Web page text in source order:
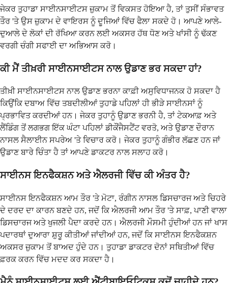
ਜੇਕਰ ਤੁਹਾਡਾ ਸਾਈਨਸਾਈਟਸ ਜ਼ੁਕਾਮ ਤੋਂ ਵਿਕਸਤ ਹੋਇਆ ਹੈ, ਤਾਂ ਤੁਸੀਂ ਸੰਭਾਵਤ
ਤੌਰ 'ਤੇ ਉਸ ਜ਼ੁਕਾਮ ਦੇ ਵਾਇਰਸ ਨੂੰ ਦੂਜਿਆਂ ਵਿੱਚ ਫੈਲਾ ਸਕਦੇ ਹੋ। ਆਪਣੇ ਆਲੇ-
ਦੁਆਲੇ ਦੇ ਲੋਕਾਂ ਦੀ ਰੱਖਿਆ ਕਰਨ ਲਈ ਅਕਸਰ ਹੱਥ ਧੋਣ ਅਤੇ ਖਾਂਸੀ ਨੂੰ ਢੱਕਣ
ਵਰਗੀ ਚੰਗੀ ਸਫਾਈ ਦਾ ਅਭਿਆਸ ਕਰੋ।
ਕੀ ਮੈਂ ਤੀਖ਼ਰੀ ਸਾਈਨਸਾਈਟਸ ਨਾਲ ਉਡਾਣ ਭਰ ਸਕਦਾ ਹਾਂ?
ਤੀਖ਼ੀ ਸਾਈਨਸਾਈਟਸ ਨਾਲ ਉਡਾਣ ਭਰਨਾ ਕਾਫ਼ੀ ਅਸੁਵਿਧਾਜਨਕ ਹੋ ਸਕਦਾ ਹੈ
ਕਿਉਂਕਿ ਦਬਾਅ ਵਿੱਚ ਤਬਦੀਲੀਆਂ ਤੁਹਾਡੇ ਪਹਿਲਾਂ ਹੀ ਭੀੜੇ ਸਾਈਨਸਾਂ ਨੂੰ
ਪ੍ਰਭਾਵਿਤ ਕਰਦੀਆਂ ਹਨ। ਜੇਕਰ ਤੁਹਾਨੂੰ ਉਡਾਣ ਭਰਨੀ ਹੈ, ਤਾਂ ਟੇਕਆਫ਼ ਅਤੇ
ਲੈਂਡਿੰਗ ਤੋਂ ਲਗਭਗ ਇੱਕ ਘੰਟਾ ਪਹਿਲਾਂ ਡੀਕੌਂਜੈਸਟੈਂਟ ਵਰਤੋ, ਅਤੇ ਉਡਾਣ ਦੌਰਾਨ
ਨਾਸਲ ਸੈਲਾਈਨ ਸਪਰੇਅ 'ਤੇ ਵਿਚਾਰ ਕਰੋ। ਜੇਕਰ ਤੁਹਾਨੂੰ ਗੰਭੀਰ ਲੱਛਣ ਹਨ ਜਾਂ
ਉਡਾਣ ਬਾਰੇ ਚਿੰਤਾ ਹੈ ਤਾਂ ਆਪਣੇ ਡਾਕਟਰ ਨਾਲ ਸਲਾਹ ਕਰੋ।
ਸਾਈਨਸ ਇਨਫੈਕਸ਼ਨ ਅਤੇ ਐਲਰਜੀ ਵਿੱਚ ਕੀ ਅੰਤਰ ਹੈ?
ਸਾਈਨਸ ਇਨਫੈਕਸ਼ਨ ਆਮ ਤੌਰ 'ਤੇ ਮੋਟਾ, ਰੰਗੀਨ ਨਾਸਲ ਡਿਸਚਾਰਜ ਅਤੇ ਚਿਹਰੇ
ਦੇ ਦਰਦ ਦਾ ਕਾਰਨ ਬਣਦੇ ਹਨ, ਜਦੋਂ ਕਿ ਐਲਰਜੀ ਆਮ ਤੌਰ 'ਤੇ ਸਾਫ਼, ਪਾਣੀ ਵਾਲਾ
ਡਿਸਚਾਰਜ ਅਤੇ ਖੁਜਲੀ ਪੈਦਾ ਕਰਦੇ ਹਨ। ਐਲਰਜੀ ਮੌਸਮੀ ਹੁੰਦੀਆਂ ਹਨ ਜਾਂ ਖਾਸ
ਪਦਾਰਥਾਂ ਦੁਆਰਾ ਸ਼ੁਰੂ ਕੀਤੀਆਂ ਜਾਂਦੀਆਂ ਹਨ, ਜਦੋਂ ਕਿ ਸਾਈਨਸ ਇਨਫੈਕਸ਼ਨ
ਅਕਸਰ ਜ਼ੁਕਾਮ ਤੋਂ ਬਾਅਦ ਹੁੰਦੇ ਹਨ। ਤੁਹਾਡਾ ਡਾਕਟਰ ਦੋਨਾਂ ਸਥਿਤੀਆਂ ਵਿੱਚ
ਫ਼ਰਕ ਕਰਨ ਵਿੱਚ ਮਦਦ ਕਰ ਸਕਦਾ ਹੈ।